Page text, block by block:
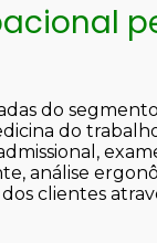
do
do
análise
clientes